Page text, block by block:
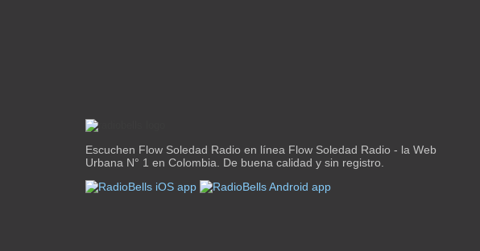
Escuchen Flow Soledad Radio en línea Flow Soledad Radio - la Web
Urbana N° 1 en Colombia. De buena calidad y sin registro.